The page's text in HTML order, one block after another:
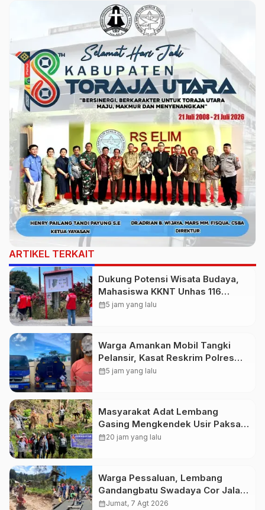
ARTIKEL TERKAIT
Dukung Potensi Wisata Budaya,
Mahasiswa KKNT Unhas 116
Kelurahan Nonongan Utara
calendar_month5 jam yang lalu
Warga Amankan Mobil Tangki
Pelansir, Kasat Reskrim Polres
Toraja Utara: Proses Hukum
calendar_month5 jam yang lalu
Masyarakat Adat Lembang
Gasing Mengkendek Usir Paksa
Penggarap yang Rusak Kawasan
calendar_month20 jam yang lalu
Warga Pessaluan, Lembang
Gandangbatu Swadaya Cor Jalan
Kabupaten
calendar_monthJumat, 7 Agt 2026